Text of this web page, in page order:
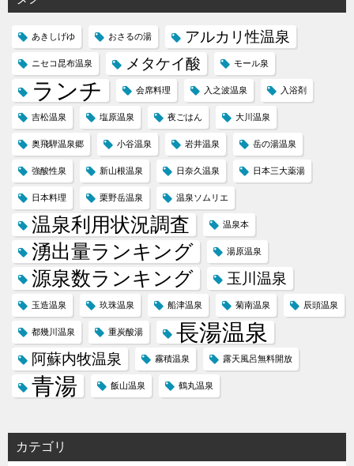
あきしげゆ おさるの湯 アルカリ性温泉
ニセコ昆布温泉 メタケイ酸 モール泉
ランチ 会席料理 入之波温泉 入浴剤
吉松温泉 塩原温泉 夜ごはん 大川温泉
奥飛騨温泉郷 小谷温泉 岩井温泉 岳の湯温泉
強酸性泉 新山根温泉 日奈久温泉 日本三大薬湯
日本料理 栗野岳温泉 温泉ソムリエ
温泉利用状況調査 温泉本
湧出量ランキング 湯原温泉
源泉数ランキング 玉川温泉
玉造温泉 玖珠温泉 船津温泉 菊南温泉 辰頭温泉
都幾川温泉 重炭酸湯 長湯温泉
阿蘇内牧温泉 霧積温泉 露天風呂無料開放
青湯 飯山温泉 鶴丸温泉
カテゴリ